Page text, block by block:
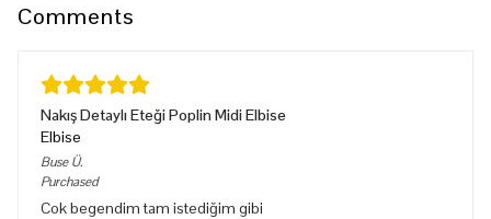
Comments
Nakış Detaylı Eteği Poplin Midi Elbise
Elbise
Buse Ü.
Purchased
Cok begendim tam istediğim gibi